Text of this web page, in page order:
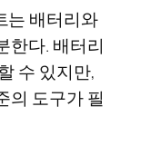
는 배터리와
한다. 배터리
수 있지만,
의 도구가 필